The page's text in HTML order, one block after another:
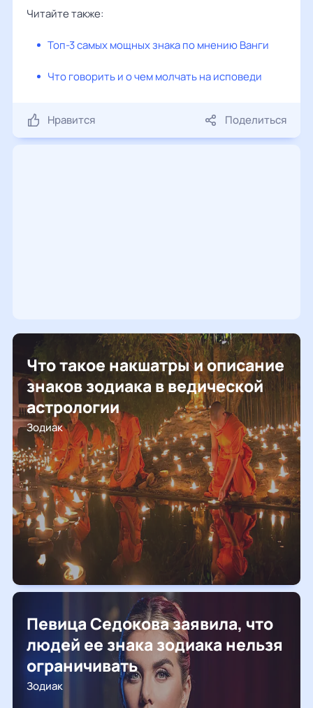
Читайте также:
Топ-3 самых мощных знака по мнению Ванги
Что говорить и о чем молчать на исповеди
Нравится Поделиться
Что такое накшатры и описание
знаков зодиака в ведической
астрологии
Зодиак
Певица Седокова заявила, что
людей ее знака зодиака нельзя
ограничивать
Зодиак